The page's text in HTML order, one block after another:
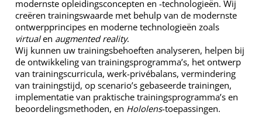
modernste opleidingsconcepten en -technologieën. Wij
creëren trainingswaarde met behulp van de modernste
ontwerpprincipes en moderne technologieën zoals
virtualen augmented reality.
Wij kunnen uw trainingsbehoeften analyseren, helpen bij
de ontwikkeling van trainingsprogramma’s, het ontwerp
van trainingscurricula, werk-privébalans, vermindering
van trainingstijd, op scenario’s gebaseerde trainingen,
implementatie van praktische trainingsprogramma’s en
beoordelingsmethoden, en Hololens-toepassingen.